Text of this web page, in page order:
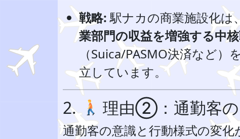
戦略:駅ナカの商業施設化は
業部門の収益を増強する中
（Suica/PASMO決済など
立しています。
2. 理由②：通勤客の
通勤客の意識と行動様式の変